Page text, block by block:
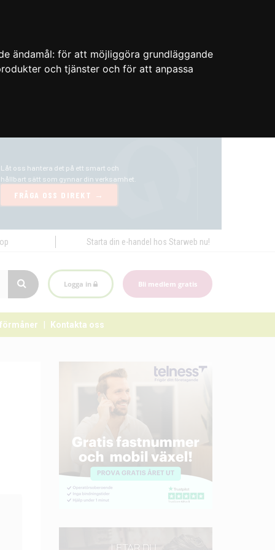
ändamål: för att möjliggöra grundläggande
och tjänster och för att anpassa
Starta din e-handel hos Starweb nu!
Logga in Bli medlem gratis
Kontakta oss